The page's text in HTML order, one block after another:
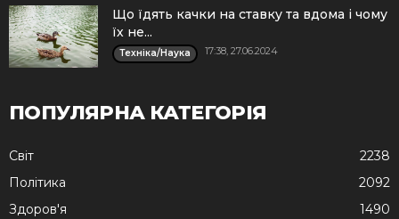
Що їдять качки на ставку та вдома і чому
їх не...
Техніка/Наука 17:38, 27.06.2024
ПОПУЛЯРНА КАТЕГОРІЯ
Cвіт
2238
Політика
2092
Здоров'я
1490